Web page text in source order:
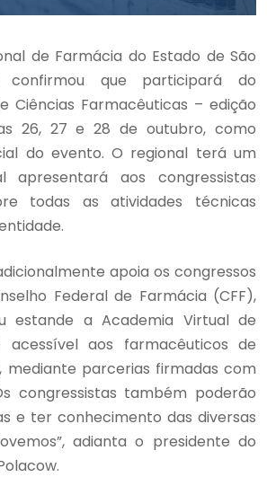
de Farmácia do Estado de São
confirmou que participará do
Ciências Farmacêuticas – edição
26, 27 e 28 de outubro, como
do evento. O regional terá um
apresentará aos congressistas
todas as atividades técnicas
apoia os congressos
Federal de Farmácia (CFF),
estande a Academia Virtual de
acessível aos farmacêuticos de
mediante parcerias firmadas com
congressistas também poderão
e ter conhecimento das diversas
adianta o presidente do